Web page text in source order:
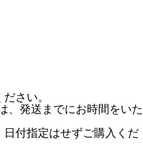
さい。
、発送までにお時間をいた
付指定はせずご購入くだ